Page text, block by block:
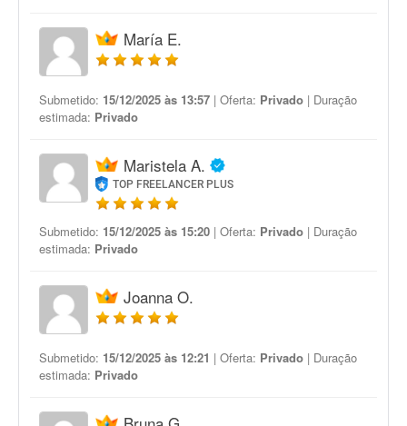
María E.
Submetido: 15/12/2025 às 13:57 | Oferta: Privado | Duração
estimada: Privado
Maristela A.
TOP FREELANCER PLUS
Submetido: 15/12/2025 às 15:20 | Oferta: Privado | Duração
estimada: Privado
Joanna O.
Submetido: 15/12/2025 às 12:21 | Oferta: Privado | Duração
estimada: Privado